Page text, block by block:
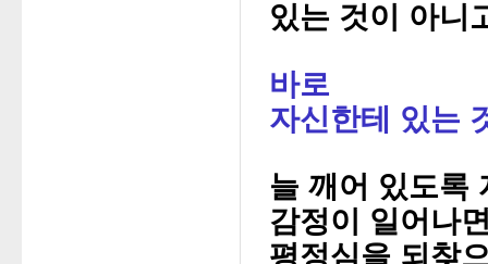
있는 것이 아니
바로
자신한테 있는
늘 깨어 있도록
감정이 일어나
평정심을 되찾